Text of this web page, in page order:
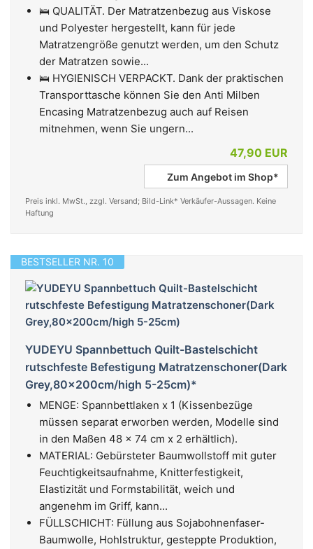
🛌 QUALITÄT. Der Matratzenbezug aus Viskose
und Polyester hergestellt, kann für jede
Matratzengröße genutzt werden, um den Schutz
der Matratzen sowie...
🛌 HYGIENISCH VERPACKT. Dank der praktischen
Transporttasche können Sie den Anti Milben
Encasing Matratzenbezug auch auf Reisen
mitnehmen, wenn Sie ungern...
47,90 EUR
Zum Angebot im Shop*
Preis inkl. MwSt., zzgl. Versand; Bild-Link* Verkäufer-Aussagen. Keine
Haftung
BESTSELLER NR. 10
YUDEYU Spannbettuch Quilt-Bastelschicht
rutschfeste Befestigung Matratzenschoner(Dark
Grey,80x200cm/high 5-25cm)*
MENGE: Spannbettlaken x 1 (Kissenbezüge
müssen separat erworben werden, Modelle sind
in den Maßen 48 x 74 cm x 2 erhältlich).
MATERIAL: Gebürsteter Baumwollstoff mit guter
Feuchtigkeitsaufnahme, Knitterfestigkeit,
Elastizität und Formstabilität, weich und
angenehm im Griff, kann...
FÜLLSCHICHT: Füllung aus Sojabohnenfaser-
Baumwolle, Hohlstruktur, gesteppte Produktion,